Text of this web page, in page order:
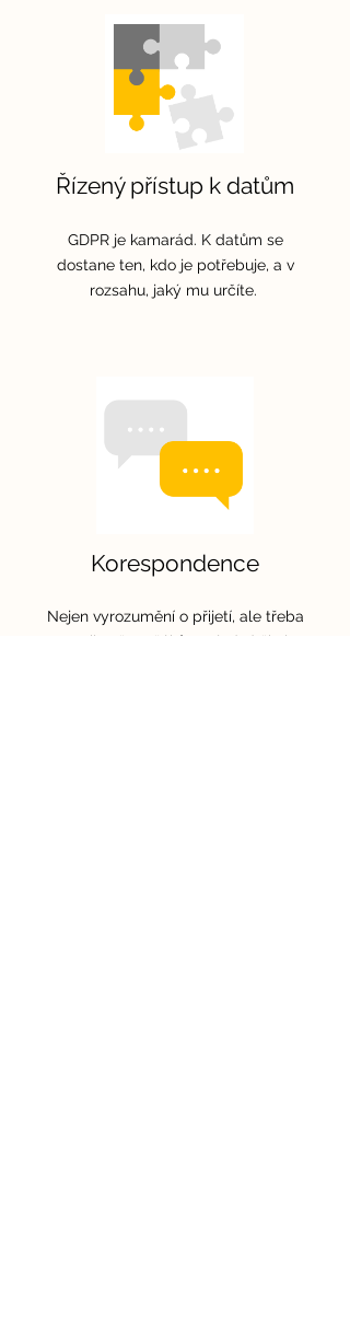
Řízený přístup k datům
GDPR je kamarád. K datům se
dostane ten, kdo je potřebuje, a v
rozsahu, jaký mu určíte.
Korespondence
Nejen vyrozumění o přijetí, ale třeba
e-maily všem žákům z jedné školy.